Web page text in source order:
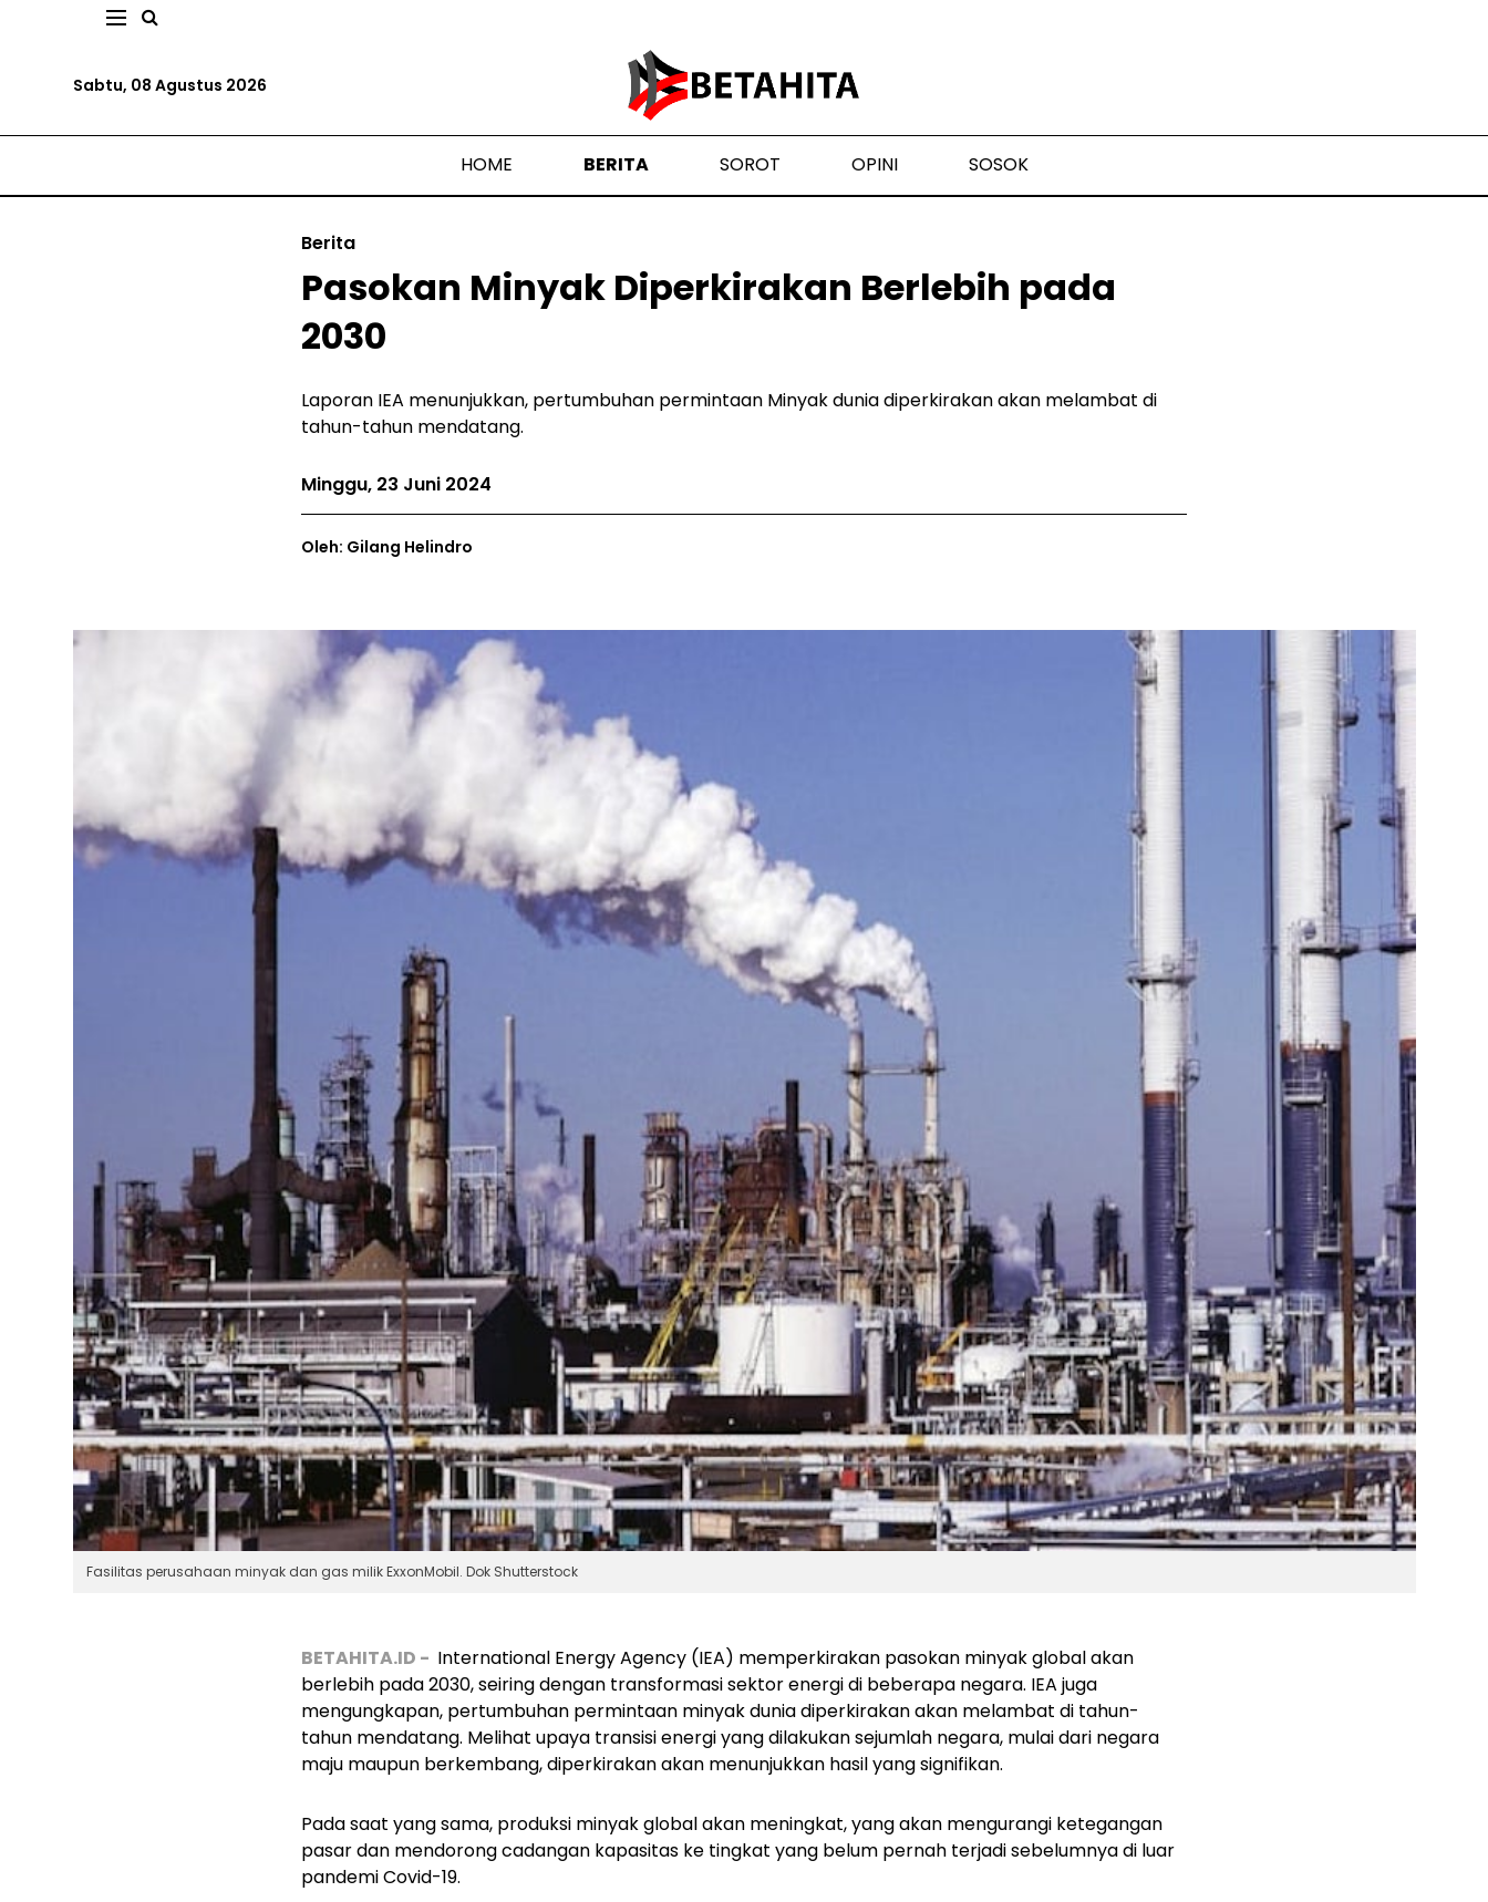
Sabtu, 08 Agustus 2026
HOME BERITA SOROT OPINI SOSOK
Berita
Pasokan Minyak Diperkirakan Berlebih pada
2030
Laporan IEA menunjukkan, pertumbuhan permintaan Minyak dunia diperkirakan akan melambat di
tahun-tahun mendatang.
Minggu, 23 Juni 2024
Oleh: Gilang Helindro
Fasilitas perusahaan minyak dan gas milik ExxonMobil. Dok Shutterstock
BETAHITA.ID - International Energy Agency (IEA) memperkirakan pasokan minyak global akan
berlebih pada 2030, seiring dengan transformasi sektor energi di beberapa negara. IEA juga
mengungkapan, pertumbuhan permintaan minyak dunia diperkirakan akan melambat di tahun-
tahun mendatang. Melihat upaya transisi energi yang dilakukan sejumlah negara, mulai dari negara
maju maupun berkembang, diperkirakan akan menunjukkan hasil yang signifikan.
Pada saat yang sama, produksi minyak global akan meningkat, yang akan mengurangi ketegangan
pasar dan mendorong cadangan kapasitas ke tingkat yang belum pernah terjadi sebelumnya di luar
pandemi Covid-19.